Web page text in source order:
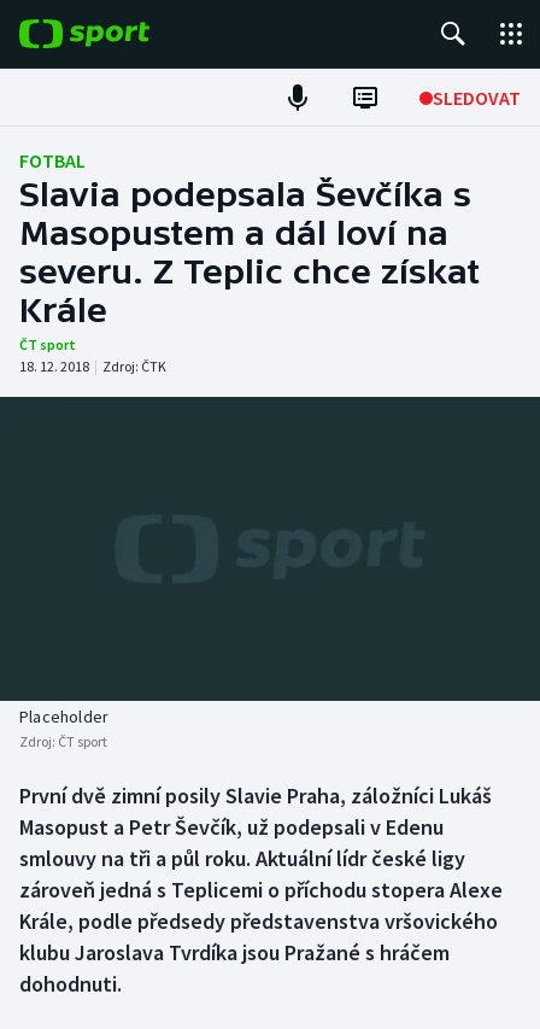
SLEDOVAT
Fotbal
Hokej
Tenis
Atletika
Boby a skeleton
Box
Curling
Dostihy
Florbal
AZ kvíz
FOTBAL
Slavia podepsala Ševčíka s
Masopustem a dál loví na
severu. Z Teplic chce získat
Krále
ČT sport
18. 12. 2018 | Zdroj: ČTK
Placeholder
Zdroj: ČT sport
První dvě zimní posily Slavie Praha, záložníci Lukáš
Masopust a Petr Ševčík, už podepsali v Edenu
smlouvy na tři a půl roku. Aktuální lídr české ligy
zároveň jedná s Teplicemi o příchodu stopera Alexe
Krále, podle předsedy představenstva vršovického
klubu Jaroslava Tvrdíka jsou Pražané s hráčem
dohodnuti.